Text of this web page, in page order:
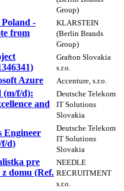
Group)
-
from
KLARSTEIN
(Berlin Brands
Group)
Grafton Slovakia
s.r.o.
Azure Accenture, s.r.o.
(m/f/d):
and
Deutsche Telekom
IT Solutions
Slovakia
Engineer
d)
Deutsche Telekom
IT Solutions
Slovakia
pre
domu (Ref.
NEEDLE
RECRUITMENT
s.r.o.